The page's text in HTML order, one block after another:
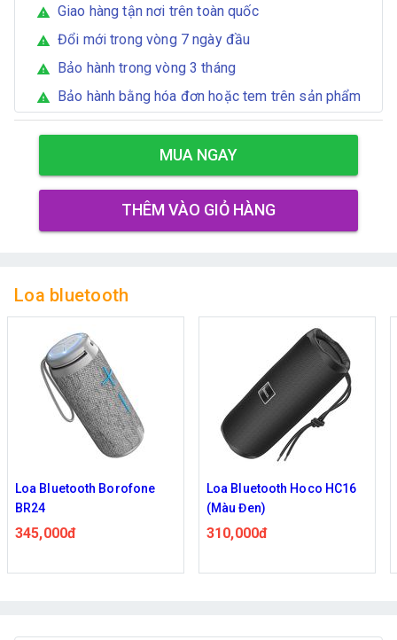
warning Giao hàng tận nơi trên toàn quốc
warning Đổi mới trong vòng 7 ngày đầu
warning Bảo hành trong vòng 3 tháng
warning Bảo hành bằng hóa đơn hoặc tem trên sản phẩm
MUA NGAY
THÊM VÀO GIỎ HÀNG
Loa bluetooth
Bluetooth Borofone
Loa Bluetooth Hoco HC16
(Màu Đen)
310,000đ